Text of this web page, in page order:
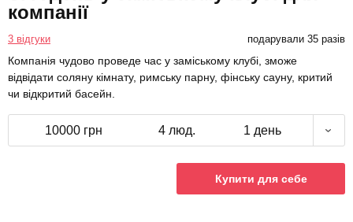
компанії
3 відгуки подарували 35 разів
Компанія чудово проведе час у заміському клубі, зможе
відвідати соляну кімнату, римську парну, фінську сауну, критий
чи відкритий басейн.
10000 грн 4 люд. 1 день
Купити для себе